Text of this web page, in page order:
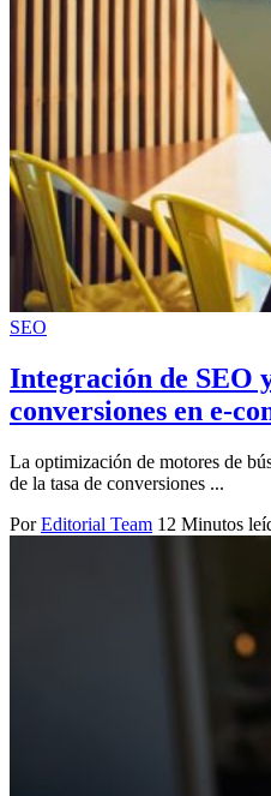
SEO
Integración de SEO
conversiones en e-
La optimización de motores de
de la tasa de conversiones ...
Por Editorial Team 12 Minutos